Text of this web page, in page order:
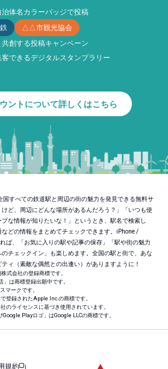
体名カラーバッジで投稿
△△市観光協会
創する投稿キャンペーン
できるデジタルスタンプラリー
ントについて詳しくはこちら
国すべての鉄道駅と周辺の街の魅力を発見できる無料サ
ど、周辺にどんな場所があるんだろう？」「いつも使
な情報が知りたいな！」というとき、駅名で検索し
どの情報をまとめてチェックできます。iPhone /
ば、「お気に入りの駅や記事の保存」「駅や街の魅力
チェックイン」も楽しめます。全国の駅と街で、あな
ィ（素敵な偶然との出逢い）がありますように！
式会社の登録商標です。
」は商標登録出願中です。
マークです。
登録されたApple Inc.の商標です。
のライセンスに基づき使用されています。
Google Playロゴ」はGoogle LLCの商標です。
規約